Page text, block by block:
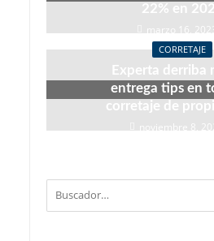
22% en
marzo 16,
CORRETAJE
Experta derriba
entrega tips en
corretaje de
noviembre 8,